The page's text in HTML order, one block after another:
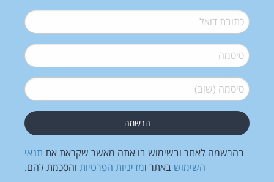
דואל*
סיסמה*
סיסמה (שוב)*
בהרשמה לאתר ובשימוש בו אתה מאשר שקראת את תנאי
השימוש באתר ומדיניות הפרטיות והסכמת להם.